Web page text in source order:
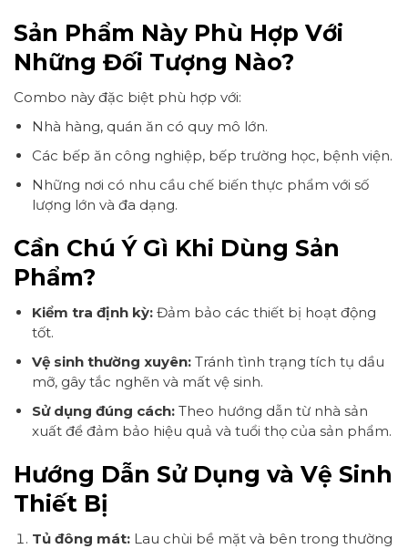
Sản Phẩm Này Phù Hợp Với
Những Đối Tượng Nào?
Combo này đặc biệt phù hợp với:
Nhà hàng, quán ăn có quy mô lớn.
Các bếp ăn công nghiệp, bếp trường học, bệnh viện.
Những nơi có nhu cầu chế biến thực phẩm với số
lượng lớn và đa dạng.
Cần Chú Ý Gì Khi Dùng Sản
Phẩm?
Kiểm tra định kỳ:Đảm bảo các thiết bị hoạt động
tốt.
Vệ sinh thường xuyên:Tránh tình trạng tích tụ dầu
mỡ, gây tắc nghẽn và mất vệ sinh.
Sử dụng đúng cách:Theo hướng dẫn từ nhà sản
xuất để đảm bảo hiệu quả và tuổi thọ của sản phẩm.
Hướng Dẫn Sử Dụng và Vệ Sinh
Thiết Bị
Tủ đông mát:Lau chùi bề mặt và bên trong thường